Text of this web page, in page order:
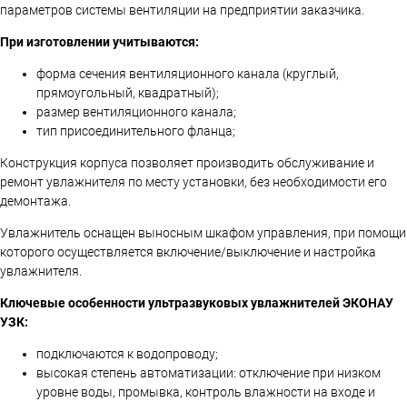
параметров системы вентиляции на предприятии заказчика.
При изготовлении учитываются:
форма сечения вентиляционного канала (круглый,
прямоугольный, квадратный);
размер вентиляционного канала;
тип присоединительного фланца;
Конструкция корпуса позволяет производить обслуживание и
ремонт увлажнителя по месту установки, без необходимости его
демонтажа.
Увлажнитель оснащен выносным шкафом управления, при помощи
которого осуществляется включение/выключение и настройка
увлажнителя.
Ключевые особенности ультразвуковых увлажнителей ЭКОНАУ
УЗК:
подключаются к водопроводу;
высокая степень автоматизации: отключение при низком
уровне воды, промывка, контроль влажности на входе и